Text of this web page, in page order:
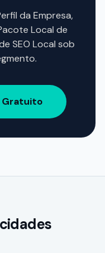
da Empresa,
Local de
SEO Local sob
Gratuito